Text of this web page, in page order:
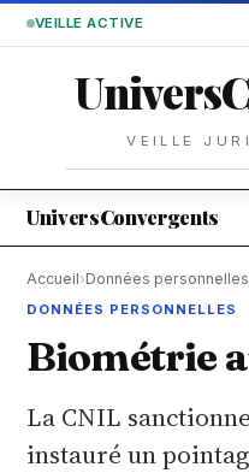
VEILLE ACTIVE
Univers
VEILLE
UniversConvergents
Accueil›Données personnelles
DONNÉES PERSONNELLES
Biométrie
La CNIL
instauré un